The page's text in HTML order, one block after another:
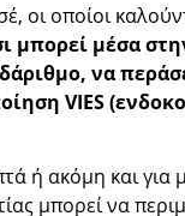
οποίοι
μπορεί μέσα
να
VIES
ή ακόμη και
μπορεί να